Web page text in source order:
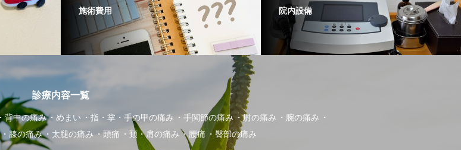
施術費用 院内設備
診療内容一覧
背中の痛み めまい 指・掌・手の甲の痛み 手関節の痛み 肘の痛み
腕の痛み
膝の痛み 太腿の痛み 頭痛 頚・肩の痛み 腰痛 臀部の痛み